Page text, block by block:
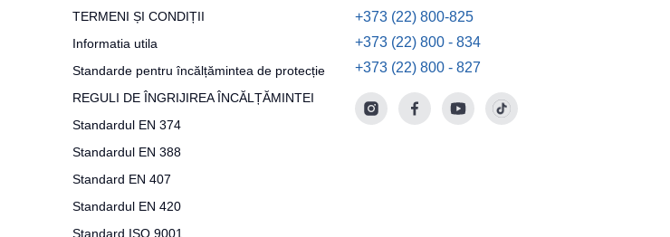
TERMENI ȘI CONDIȚII
Informatia utila
Standarde pentru încălțămintea de protecție
REGULI DE ÎNGRIJIREA ÎNCĂLȚĂMINTEI
Standardul EN 374
Standardul EN 388
Standard EN 407
Standardul EN 420
Standard ISO 9001
+373 (22) 800-825
+373 (22) 800 - 834
+373 (22) 800 - 827